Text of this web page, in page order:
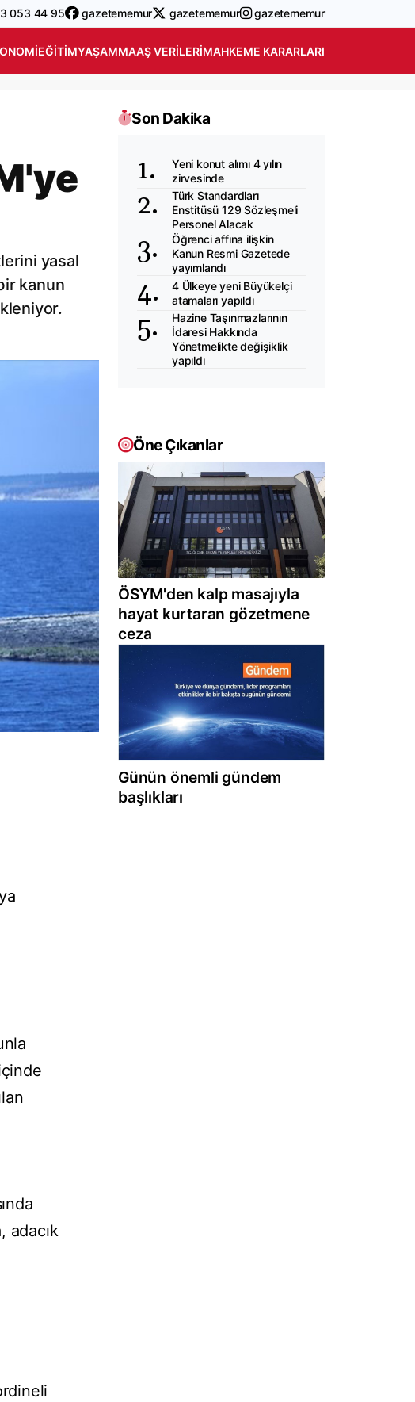
053 44 95 gazetememur gazetememur gazetememur
EĞITIMYAŞAMMAAŞ VERILERIMAHKEME KARARLARI
yasal
kanun
adacık
Son Dakika
Yeni konut alımı 4 yılın
zirvesinde
Türk Standardları
Enstitüsü 129 Sözleşmeli
Personel Alacak
Öğrenci affına ilişkin
Kanun Resmi Gazetede
yayımlandı
4 Ülkeye yeni Büyükelçi
atamaları yapıldı
Hazine Taşınmazlarının
İdaresi Hakkında
Yönetmelikte değişiklik
yapıldı
Öne Çıkanlar
ÖSYM'den kalp masajıyla
hayat kurtaran gözetmene
ceza
Günün önemli gündem
başlıkları